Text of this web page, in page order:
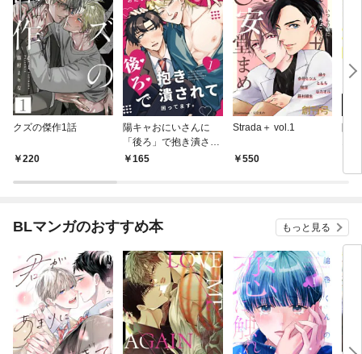
クズの傑作1話
220
陽キャおにいさんに
「後ろ」で抱き潰され
て困ってます。1話
165
Strada＋ vol.1
550
BLマンガのおすすめ本 もっと見る